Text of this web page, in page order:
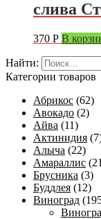
слива
370 Р В
Найти:
Категории товаров
Абрикос (62)
Авокадо (2)
Айва (11)
Актинидия
Алыча (22)
Амараллис
Брусника (3)
Буддлея (12)
Виноград